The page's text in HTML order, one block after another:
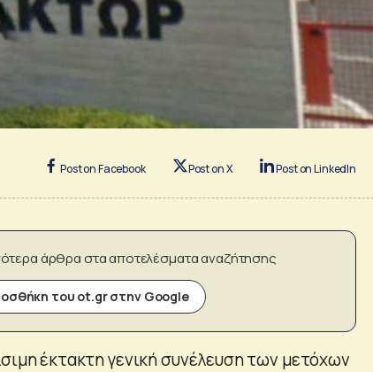
Post on Facebook Post on X Post on LinkedIn
άρθρα στα αποτελέσματα αναζήτησης
του ot.gr στην Google
έκτακτη γενική συνέλευση των μετόχων